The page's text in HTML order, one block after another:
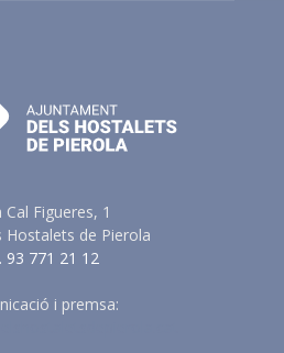
Cal Figueres, 1
Hostalets de Pierola
93 771 21 12
i premsa: